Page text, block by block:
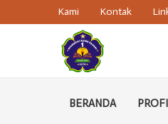
Kami Kontak
BERANDA